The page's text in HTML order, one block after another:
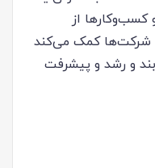
و کسب‌وکارها از
شرکت‌ها کمک می‌کند
و رشد و پیشرفت